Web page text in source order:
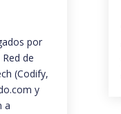
por
de
(Codify,
y
a